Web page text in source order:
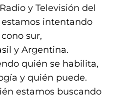
y Televisión del
estamos intentando
sur,
y Argentina.
quién se habilita,
y quién puede.
estamos buscando